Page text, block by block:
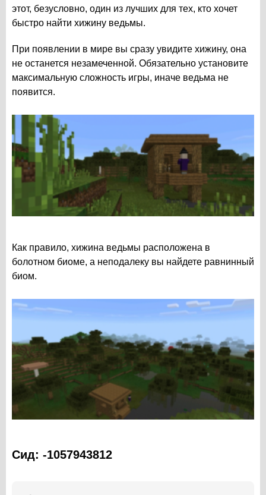
этот, безусловно, один из лучших для тех, кто хочет
быстро найти хижину ведьмы.
При появлении в мире вы сразу увидите хижину, она
не останется незамеченной. Обязательно установите
максимальную сложность игры, иначе ведьма не
появится.
Как правило, хижина ведьмы расположена в
болотном биоме, а неподалеку вы найдете равнинный
биом.
Сид: -1057943812